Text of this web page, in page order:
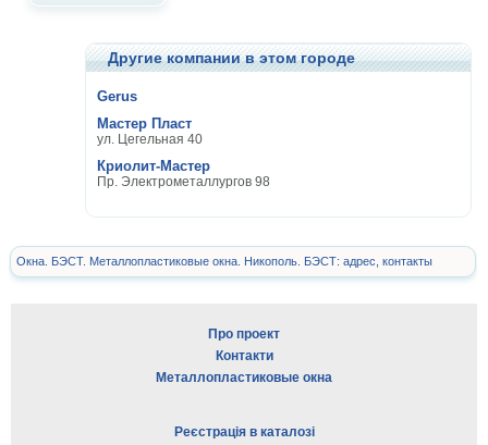
Другие компании в этом городе
Gerus
Мастер Пласт
ул. Цегельная 40
Криолит-Мастер
Пр. Электрометаллургов 98
Окна. БЭСТ. Металлопластиковые окна. Никополь. БЭСТ: адрес, контакты
Про проект
Контакти
Металлопластиковые окна
Реєстрація в каталозі